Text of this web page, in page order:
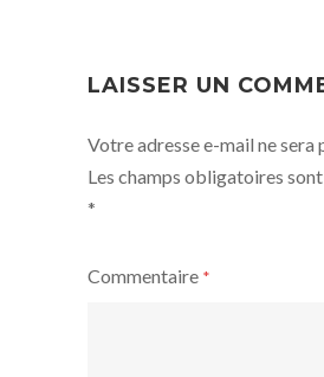
LAISSER UN
Votre adresse e-mail ne sera
Les champs obligatoires
*
Commentaire *